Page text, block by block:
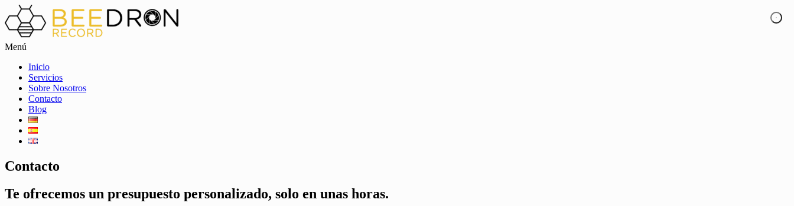
Menú
Inicio
Servicios
Sobre Nosotros
Contacto
Blog
Contacto
Te ofrecemos un presupuesto personalizado, solo en unas horas.